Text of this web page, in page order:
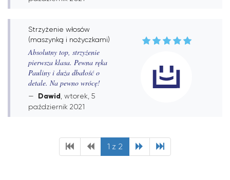
Strzyżenie włosów
(maszynką i nożyczkami)
Absolutny top, strzyżenie
pierwsza klasa. Pewna ręka
Pauliny i duża dbałość o
detale. Na pewno wrócę!
Dawid , wtorek, 5
październik 2021
1 z 2